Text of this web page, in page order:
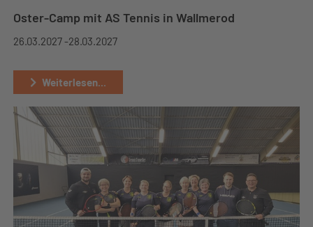
Oster-Camp mit AS Tennis in Wallmerod
26.03.2027 -28.03.2027
Weiterlesen...